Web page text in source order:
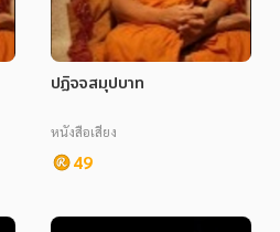
ปฏิจจสมุปบาท
หนังสือเสียง
49